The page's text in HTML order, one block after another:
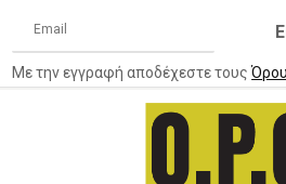
Με την εγγραφή αποδέχεστε τους